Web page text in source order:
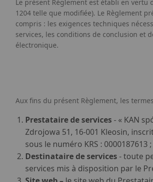
Le présent Règlement est établi en vertu
1204 telle que modifiée). Le Règlement
compris : les exigences techniques
services, les conditions de conclusion et
électronique.
Aux fins du présent Règlement, les
Prestataire de services- « KAN
Zdrojowa 51, 16-001 Kleosin,
sous le numéro KRS :
Destinataire de services- toute
services mis à disposition par le